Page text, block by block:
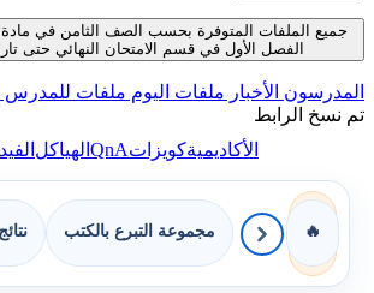
جميع الملفات المتوفرة بحسب الصف الثامن في
الفصل الأول في قسم الامتحان النهائي حتى تاريخ 10-08-
المدرسون الأخبار ملفات اليوم ملفات للمدرس
تم نسخ الرابط
الأكاديميةكويزاتQnAالهياكل
🔥 مجموعة التبرع بالكتب